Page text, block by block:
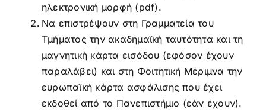
ηλεκτρονική μορφή (pdf).
Να επιστρέψουν στη Γραμματεία του
Τμήματος την ακαδημαϊκή ταυτότητα και τη
μαγνητική κάρτα εισόδου (εφόσον έχουν
παραλάβει) και στη Φοιτητική Μέριμνα την
ευρωπαϊκή κάρτα ασφάλισης που έχει
εκδοθεί από το Πανεπιστήμιο (εάν έχουν).